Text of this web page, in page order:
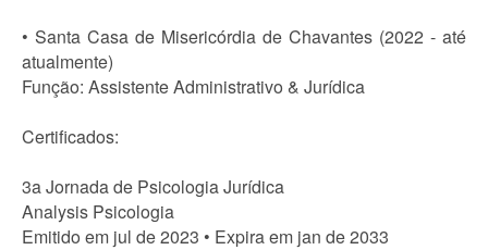
• Santa Casa de Misericórdia de Chavantes (2022 - até
atualmente)
Função: Assistente Administrativo & Jurídica
Certificados:
3a Jornada de Psicologia Jurídica
Analysis Psicologia
Emitido em jul de 2023 • Expira em jan de 2033